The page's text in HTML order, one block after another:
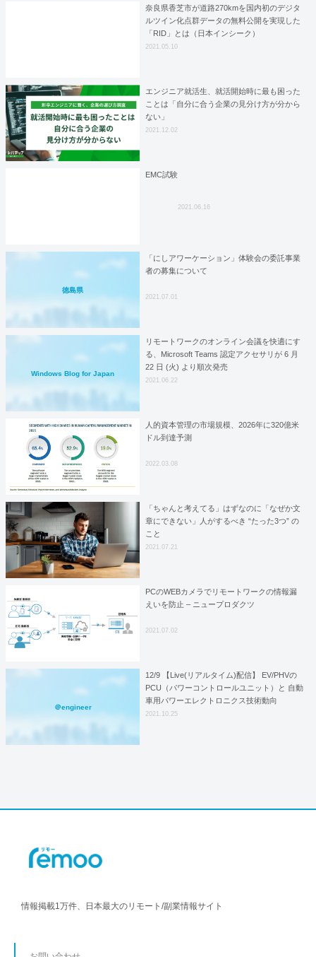
奈良県香芝市が道路270kmを国内初のデジタ
ルツイン化点群データの無料公開を実現した
「RID」とは（日本インシーク）
2021.05.10
エンジニア就活生、就活開始時に最も困った
ことは「自分に合う企業の見分け方が分から
ない」
2021.12.02
EMC試験
2021.06.16
徳島県
「にしアワーケーション」体験会の委託事業
者の募集について
2021.07.01
Windows Blog for Japan
リモートワークのオンライン会議を快適にす
る、Microsoft Teams 認定アクセサリが 6 月
22 日 (火) より順次発売
2021.06.22
人的資本管理の市場規模、2026年に320億米
ドル到達予測
2022.03.08
「ちゃんと考えてる」はずなのに「なぜか文
章にできない」人がするべき “たった3つ” の
こと
2021.07.21
PCのWEBカメラでリモートワークの情報漏
えいを防止 – ニュープロダクツ
2021.07.02
＠engineer
12/9 【Live(リアルタイム)配信】 EV/PHVの
PCU（パワーコントロールユニット）と 自動
車用パワーエレクトロニクス技術動向
2021.10.25
情報掲載1万件、日本最大のリモート/副業情報サイト